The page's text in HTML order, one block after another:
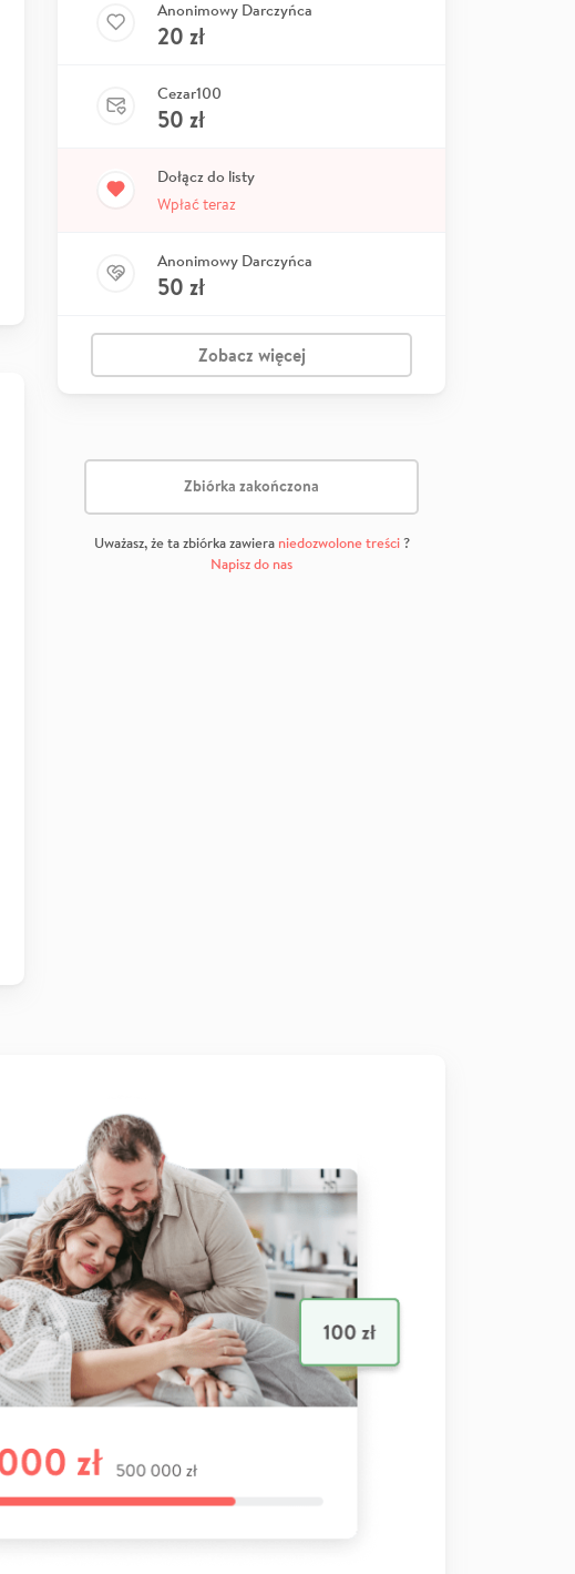
Anonimowy Darczyńca
20 zł
Cezar100
50 zł
Dołącz do listy
Wpłać teraz
Anonimowy Darczyńca
50 zł
Zobacz więcej
Zbiórka zakończona
Uważasz, że ta zbiórka zawiera niedozwolone treści?
Napisz do nas